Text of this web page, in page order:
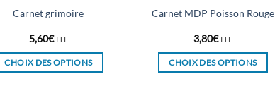
du
du
Carnet grimoire
5,60€ HT
CHOIX DES OPTIONS
Carnet MDP Poisson Rouge
3,80€ HT
CHOIX DES OPTIONS